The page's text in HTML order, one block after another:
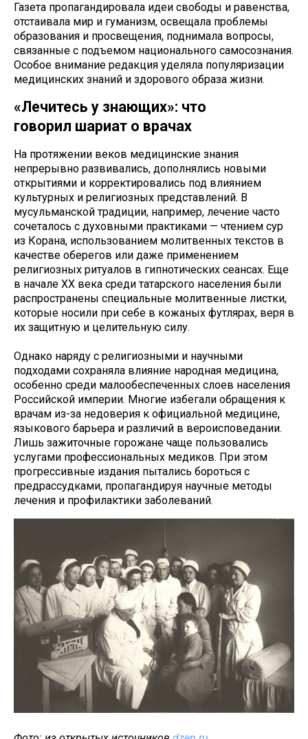
Газета пропагандировала идеи свободы и равенства,
отстаивала мир и гуманизм, освещала проблемы
образования и просвещения, поднимала вопросы,
связанные с подъемом национального самосознания.
Особое внимание редакция уделяла популяризации
медицинских знаний и здорового образа жизни.
«Лечитесь у знающих»: что
говорил шариат о врачах
На протяжении веков медицинские знания
непрерывно развивались, дополнялись новыми
открытиями и корректировались под влиянием
культурных и религиозных представлений. В
мусульманской традиции, например, лечение часто
сочеталось с духовными практиками — чтением сур
из Корана, использованием молитвенных текстов в
качестве оберегов или даже применением
религиозных ритуалов в гипнотических сеансах. Еще
в начале XX века среди татарского населения были
распространены специальные молитвенные листки,
которые носили при себе в кожаных футлярах, веря в
их защитную и целительную силу.
Однако наряду с религиозными и научными
подходами сохраняла влияние народная медицина,
особенно среди малообеспеченных слоев населения
Российской империи. Многие избегали обращения к
врачам из-за недоверия к официальной медицине,
языкового барьера и различий в вероисповедании.
Лишь зажиточные горожане чаще пользовались
услугами профессиональных медиков. При этом
прогрессивные издания пытались бороться с
предрассудками, пропагандируя научные методы
лечения и профилактики заболеваний.